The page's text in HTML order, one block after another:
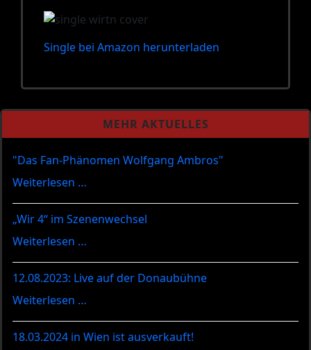
Single bei Amazon herunterladen
MEHR AKTUELLES
"Das Fan-Phänomen Wolfgang Ambros"
Weiterlesen …
„Wir 4“ im Szenenwechsel
Weiterlesen …
12.08.2023: Live auf der Donaubühne
Weiterlesen …
18.03.2024 in Wien ist ausverkauft!